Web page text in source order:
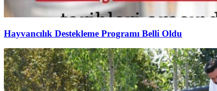
Hayvancılık Destekleme Programı Belli Oldu